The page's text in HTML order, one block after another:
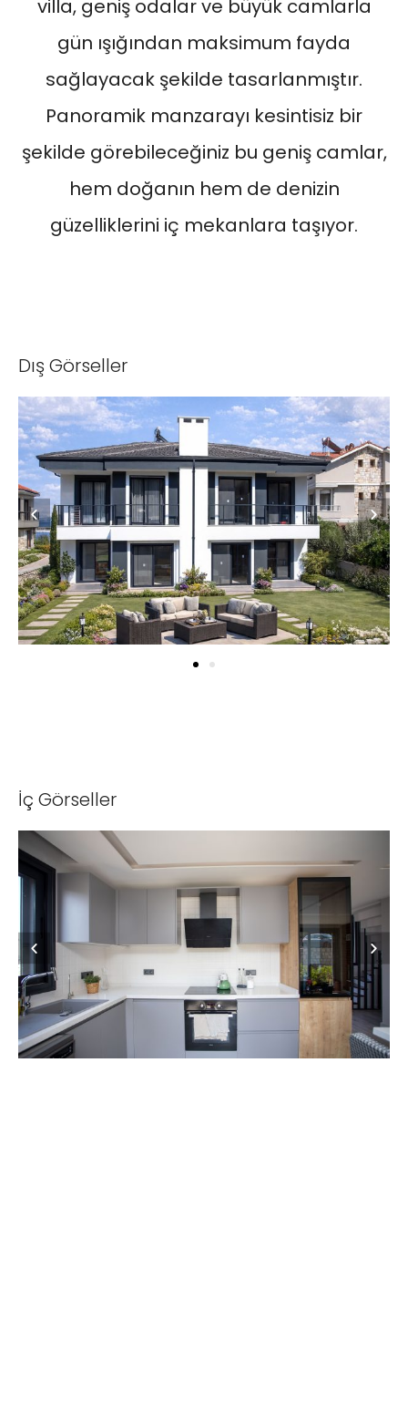
villa, geniş odalar ve büyük camlarla
gün ışığından maksimum fayda
sağlayacak şekilde tasarlanmıştır.
Panoramik manzarayı kesintisiz bir
şekilde görebileceğiniz bu geniş camlar,
hem doğanın hem de denizin
güzelliklerini iç mekanlara taşıyor.
Dış Görseller
İç Görseller